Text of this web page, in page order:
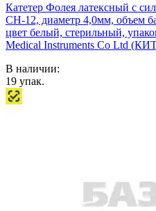
Катетер Фолея латексный с
СН-12, диаметр 4,0мм, объем
цвет белый, стерильный,
Medical Instruments Co Ltd
В наличии:
19 упак.